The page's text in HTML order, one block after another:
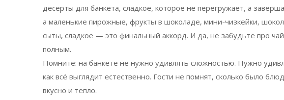
десерты для банкета, сладкое, которое не перегружает, а
а маленькие пирожные, фрукты в шоколаде, мини-чизкейки,
сыты, сладкое — это финальный аккорд. И да, не забудьте про
полным.
Помните: на банкете не нужно удивлять сложностью. Нужно
как всё выглядит естественно. Гости не помнят, сколько было
вкусно и тепло.